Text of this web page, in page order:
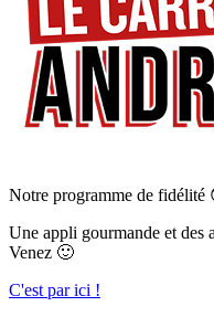
Notre programme de fidélité
Une appli gourmande et des
Venez 🙂
C'est par ici !